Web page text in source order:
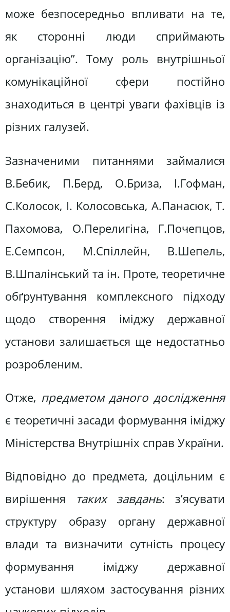
може безпосередньо впливати на те,
як сторонні люди сприймають
організацію”. Тому роль внутрішньої
комунікаційної сфери постійно
знаходиться в центрі уваги фахівців із
різних галузей.
Зазначеними питаннями займалися
В.Бебик, П.Берд, О.Бриза, І.Гофман,
С.Колосок, І. Колосовська, А.Панасюк, Т.
Пахомова, О.Перелигіна, Г.Почепцов,
Е.Семпсон, М.Спіллейн, В.Шепель,
В.Шпалінський та ін. Проте, теоретичне
обґрунтування комплексного підходу
щодо створення іміджу державної
установи залишається ще недостатньо
розробленим.
Отже, предметом даного дослідження
є теоретичні засади формування іміджу
Міністерства Внутрішніх справ України.
Відповідно до предмета, доцільним є
вирішення
таких завдань: з’ясувати
структуру образу органу державної
влади та визначити сутність процесу
формування іміджу державної
установи шляхом застосування різних